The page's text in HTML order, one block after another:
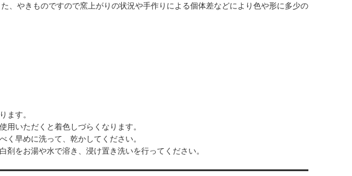
、やきものですので窯上がりの状況や手作りによる個体差などにより色や形に多少の
ます。
用いただくと着色しづらくなります。
く早めに洗って、乾かしてください。
剤をお湯や水で溶き、浸け置き洗いを行ってください。